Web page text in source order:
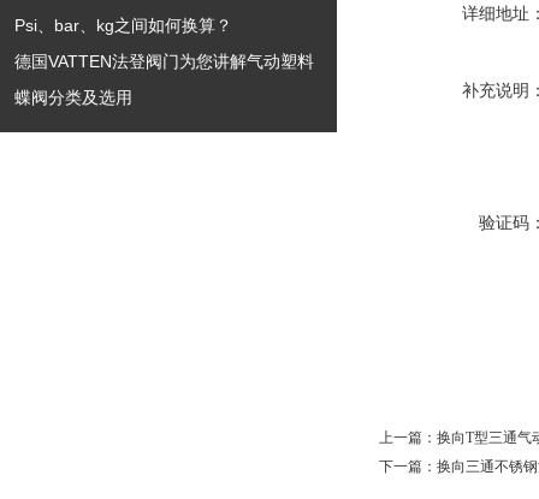
Psi、bar、kg之间如何换算？
德国VATTEN法登阀门为您讲解气动塑料
蝶阀分类及选用
详细地址
补充说明
验证码
上一篇： 换向T型三通气
下一篇： 换向三通不锈